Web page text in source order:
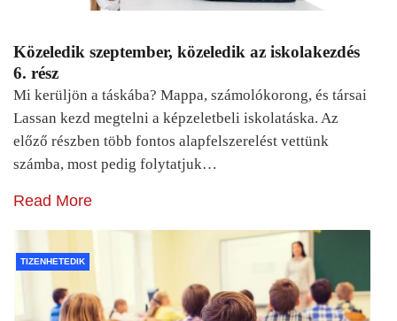
Közeledik szeptember, közeledik az iskolakezdés
6. rész
Mi kerüljön a táskába? Mappa, számolókorong, és társai
Lassan kezd megtelni a képzeletbeli iskolatáska. Az
előző részben több fontos alapfelszerelést vettünk
számba, most pedig folytatjuk…
Read More
TIZENHETEDIK